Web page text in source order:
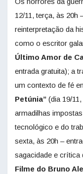
12/11, terça, às 20h
reinterpretação da
como o escritor
Último Amor de
entrada gratuita); a
um contexto de fé
Petúnia” (dia 19/
armadilhas
tecnológico e do
sexta, às 20h –
sagacidade e crítica
Filme do Bruno